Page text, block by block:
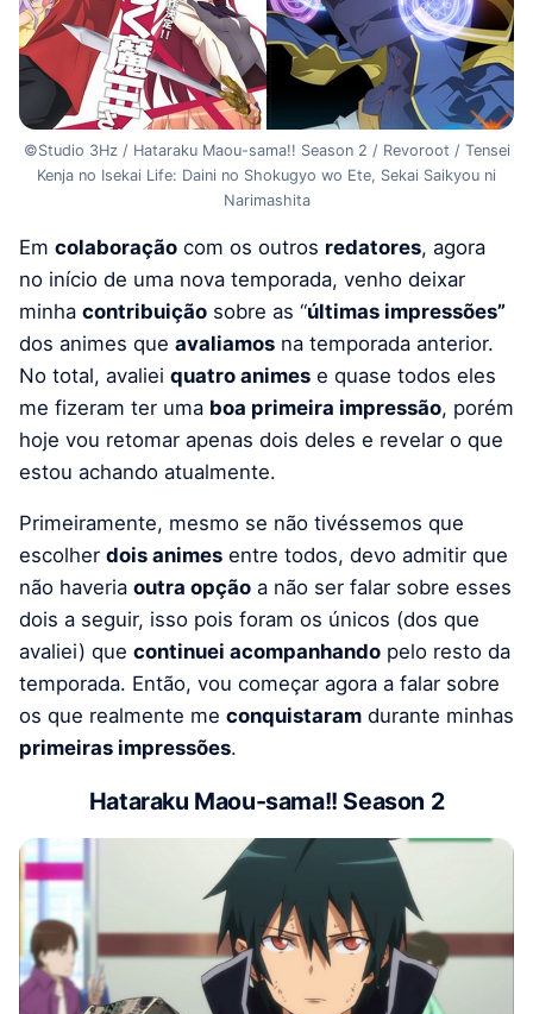
©Studio 3Hz / Hataraku Maou-sama!! Season 2 / Revoroot / Tensei
Kenja no Isekai Life: Daini no Shokugyo wo Ete, Sekai Saikyou ni
Narimashita
Em colaboração com os outros redatores, agora
no início de uma nova temporada, venho deixar
minha contribuição sobre as “últimas impressões”
dos animes que avaliamos na temporada anterior.
No total, avaliei quatro animes e quase todos eles
me fizeram ter uma boa primeira impressão, porém
hoje vou retomar apenas dois deles e revelar o que
estou achando atualmente.
Primeiramente, mesmo se não tivéssemos que
escolher dois animes entre todos, devo admitir que
não haveria outra opção a não ser falar sobre esses
dois a seguir, isso pois foram os únicos (dos que
avaliei) que continuei acompanhando pelo resto da
temporada. Então, vou começar agora a falar sobre
os que realmente me conquistaram durante minhas
primeiras impressões.
Hataraku Maou-sama!! Season 2